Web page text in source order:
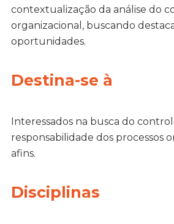
contextualização da análise do
organizacional, buscando
oportunidades.
Destina-se à
Interessados na busca do
responsabilidade dos processos
afins.
Disciplinas